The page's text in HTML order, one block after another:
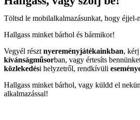
Töltsd le mobilalkalmazásunkat, hogy éjjel-
Hallgass minket bárhol és bármikor!
Vegyél részt nyereményjátékainkban,
kívánságműsorban, vagy értesíts
közlekedési helyzetről, rendkívüli
Hallgass minket bárhol, vagy küldd el
alkalmazással!